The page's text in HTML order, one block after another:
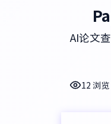
AI论文
12 浏览